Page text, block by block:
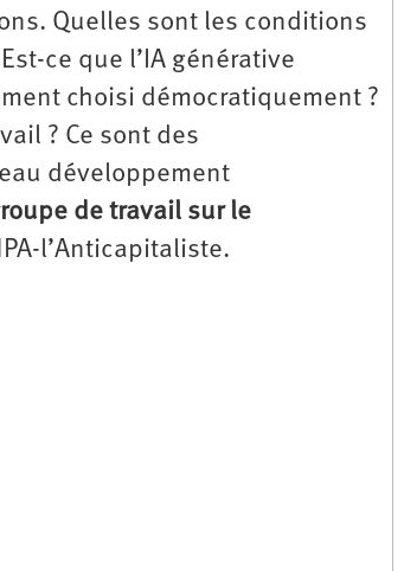
Quelles sont les conditions
ce que l’IA générative
choisi démocratiquement ?
? Ce sont des
développement
de travail sur le
l’Anticapitaliste.